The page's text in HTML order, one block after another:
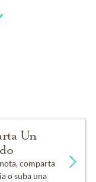
Un
comparta
o suba una